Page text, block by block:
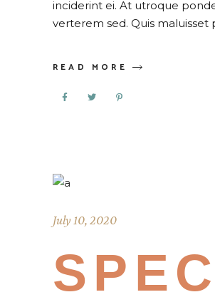
inciderint ei. At utroque
verterem sed. Quis maluisset
READ MORE
July 10, 2020